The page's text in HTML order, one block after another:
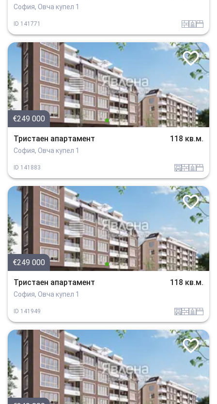
София, Овча купел 1
ID 141771 tuhla sanitarno_pomeshtenie spalnia
€249 000
Тристаен апартамент 118 кв.м.
София, Овча купел 1
ID 141883 garajtuhla sanitarno_pomeshtenie spalnia
€249 000
Тристаен апартамент 118 кв.м.
София, Овча купел 1
ID 141949 garajtuhla sanitarno_pomeshtenie spalnia